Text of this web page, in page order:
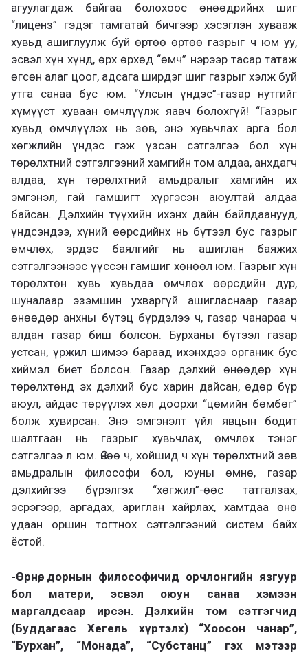
агуулагдаж байгаа болохоос өнөөдрийнх шиг
“лиценз” гэдэг тамгатай бичгээр хэсэглэн хувааж
хувьд ашиглуулж буй өртөө өртөө газрыг ч юм уу,
эсвэл хүн хүнд, өрх өрхөд “өмч” нэрээр тасар татаж
өгсөн алаг цоог, адсага ширдэг шиг газрыг хэлж буй
утга санаа бус юм. “Улсын үндэс”-газар нутгийг
хүмүүст хуваан өмчлүүлж яавч болохгүй! “Газрыг
хувьд өмчлүүлэх нь зөв, энэ хувьчлах арга бол
хөгжлийн үндэс гэж үзсэн сэтгэлгээ бол хүн
төрөлхтний сэтгэлгээний хамгийн том алдаа, анхдагч
алдаа, хүн төрөлхтний амьдралыг хамгийн их
эмгэнэл, гай гамшигт хүргэсэн аюултай алдаа
байсан. Дэлхийн түүхийн ихэнх дайн байлдаанууд,
үндсэндээ, хүний өөрсдийнх нь бүтээл бус газрыг
өмчлөх, эрдэс баялгийг нь ашиглан баяжих
сэтгэлгээнээс үүссэн гамшиг хөнөөл юм. Газрыг хүн
төрөлхтөн хувь хувьдаа өмчлөх өөрсдийн дур,
шуналаар эзэмшин ухваргүй ашигласнаар газар
өнөөдөр анхны бүтэц бүрдэлээ ч, газар чанараа ч
алдан газар биш болсон. Бурханы бүтээл газар
устсан, үржил шимээ бараад ихэнхдээ органик бус
хиймэл биет болсон. Газар дэлхий өнөөдөр хүн
төрөлхтөнд эх дэлхий бус харин дайсан, өдөр бүр
аюул, айдас төрүүлэх хөл доорхи “цөмийн бөмбөг”
болж хувирсан. Энэ эмгэнэлт үйл явцын бодит
шалтгаан нь газрыг хувьчлах, өмчлөх тэнэг
сэтгэлгээ л юм. Өнөө ч, хойшид ч хүн төрөлхтний зөв
амьдралын философи бол, юуны өмнө, газар
дэлхийгээ бүрэлгэх “хөгжил”-өөс татгалзах,
эсрэгээр, аргадах, ариглан хайрлах, хамтдаа өнө
удаан оршин тогтнох сэтгэлгээний систем байх
ёстой.
-Өрнө, дорнын философичид орчлонгийн язгуур
бол матери, эсвэл оюун санаа хэмээн
маргалдсаар ирсэн. Дэлхийн том сэтгэгчид
(Буддагаас Хегель хүртэлх) “Хоосон чанар”,
“Бурхан”, “Монада”, “Субстанц” гэх мэтээр